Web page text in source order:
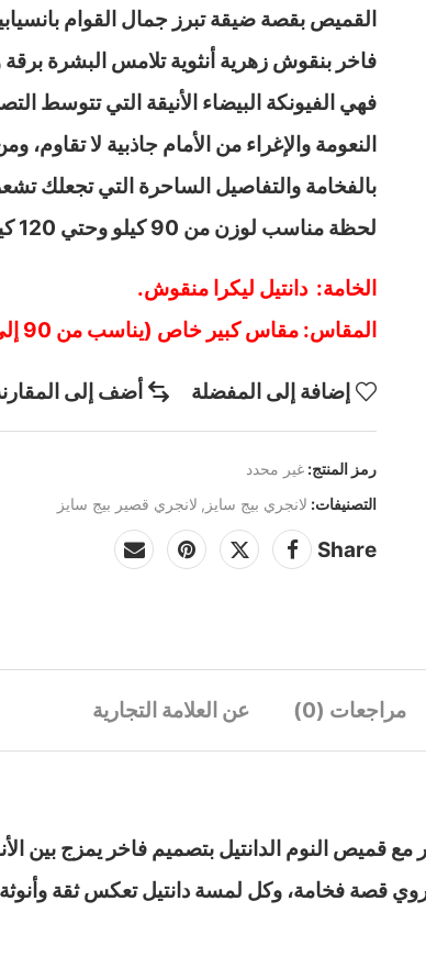
القميص بقصة ضيقة تبرز جمال القوام
فاخر بنقوش زهرية أنثوية تلامس البشرة برقة
فهي الفيونكة البيضاء الأنيقة التي تتوسط
النعومة والإغراء من الأمام جاذبية لا
بالفخامة والتفاصيل الساحرة التي تجعلك
لحظة مناسب لوزن من 90 كيلو وحتي 120 كيلو اطلبي الان.
الخامة: دانتيل ليكرا منقوش.
المقاس: مقاس كبير خاص (يناسب من 90 إلى 120 كيلو).
إضافة إلى المفضلة أضف إلى
رمز المنتج: غير محدد
التصنيفات: لانجري بيج سايز , لانجري قصير بيج سايز
Share
مراجعات (0) عن العلامة التجارية
قميص النوم الدانتيل بتصميم فاخر يمزج بين
فخامة، وكل لمسة دانتيل تعكس ثقة وأنوثة